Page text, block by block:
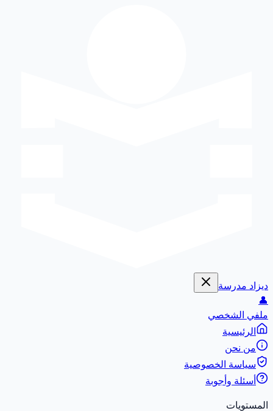
ديزاد مدرسة
👤
ملفي الشخصي
الرئيسية
من نحن
سياسة الخصوصية
أسئلة وأجوبة
المستويات